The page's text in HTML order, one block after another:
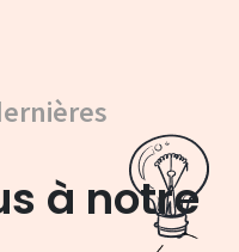
à notre